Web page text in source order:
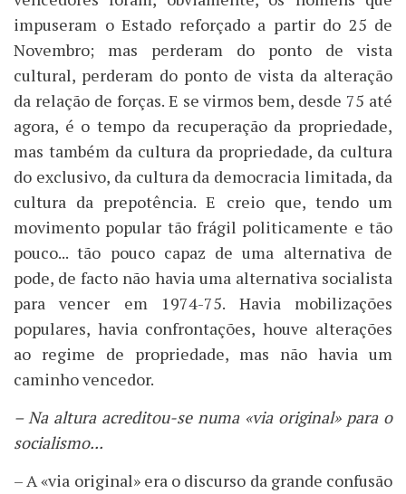
impuseram o Estado reforçado a partir do 25 de
Novembro; mas perderam do ponto de vista
cultural, perderam do ponto de vista da alteração
da relação de forças. E se virmos bem, desde 75 até
agora, é o tempo da recuperação da propriedade,
mas também da cultura da propriedade, da cultura
do exclusivo, da cultura da democracia limitada, da
cultura da prepotência. E creio que, tendo um
movimento popular tão frágil politicamente e tão
pouco... tão pouco capaz de uma alternativa de
pode, de facto não havia uma alternativa socialista
para vencer em 1974-75. Havia mobilizações
populares, havia confrontações, houve alterações
ao regime de propriedade, mas não havia um
caminho vencedor.
– Na altura acreditou-se numa «via original» para o
socialismo...
– A «via original» era o discurso da grande confusão